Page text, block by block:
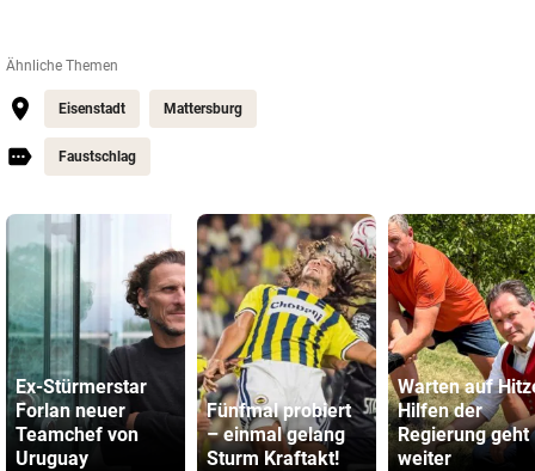
Ähnliche Themen
Eisenstadt Mattersburg
Faustschlag
Ex-Stürmerstar
Forlan neuer
Teamchef von
Uruguay
Fünfmal probiert
– einmal gelang
Sturm Kraftakt!
Warten auf
Hilfen der
Regierung geht
weiter